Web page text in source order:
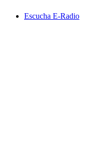
Escucha E-Radio